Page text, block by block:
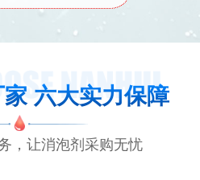
六大实力保障
，让消泡剂采购无忧